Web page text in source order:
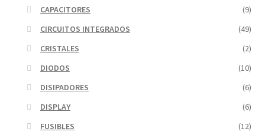
CAPACITORES
(9)
CIRCUITOS INTEGRADOS
(49)
CRISTALES
(2)
DIODOS
(10)
DISIPADORES
(6)
DISPLAY
(6)
FUSIBLES
(12)